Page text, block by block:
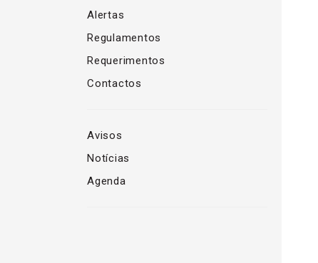
Alertas
Regulamentos
Requerimentos
Contactos
Avisos
Notícias
Agenda